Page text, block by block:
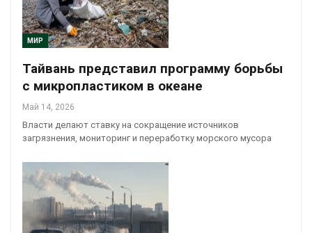
МИР
Тайвань представил программу борьбы
с микропластиком в океане
Май 14, 2026
Власти делают ставку на сокращение источников
загрязнения, мониторинг и переработку морского мусора